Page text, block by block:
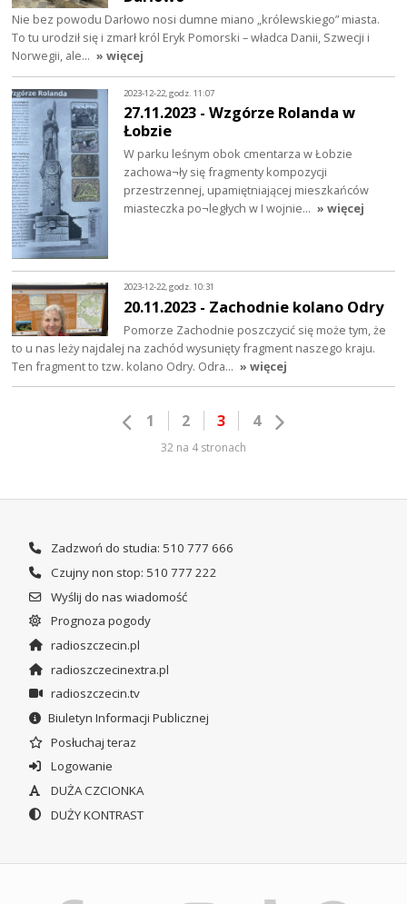
Nie bez powodu Darłowo nosi dumne miano „królewskiego” miasta.
To tu urodził się i zmarł król Eryk Pomorski – władca Danii, Szwecji i
Norwegii, ale… » więcej
2023-12-22, godz. 11:07
27.11.2023 - Wzgórze Rolanda w
Łobzie
W parku leśnym obok cmentarza w Łobzie
zachowa¬ły się fragmenty kompozycji
przestrzennej, upamiętniającej mieszkańców
miasteczka po¬ległych w I wojnie… » więcej
2023-12-22, godz. 10:31
20.11.2023 - Zachodnie kolano Odry
Pomorze Zachodnie poszczycić się może tym, że
to u nas leży najdalej na zachód wysunięty fragment naszego kraju.
Ten fragment to tzw. kolano Odry. Odra… » więcej
1 2 3 4
32 na 4 stronach
Zadzwoń do studia: 510 777 666
Czujny non stop: 510 777 222
Wyślij do nas wiadomość
Prognoza pogody
radioszczecin.pl
radioszczecinextra.pl
radioszczecin.tv
Biuletyn Informacji Publicznej
Posłuchaj teraz
Logowanie
DUŻA CZCIONKA
DUŻY KONTRAST